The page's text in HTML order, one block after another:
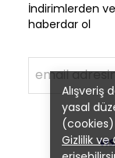
Alışveriş
yasal
(cookies)
Gizlilik ve
İndirimlerden
haberdar ol